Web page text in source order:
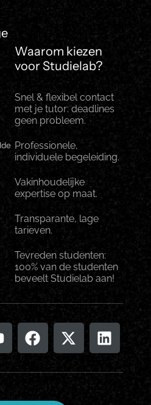
Waarom kiezen
voor Studielab?
Snel & flexibel contact
met je tutor: deadlines
geen probleem.
Professionele,
individuele begeleiding.
Vakinhoudelijke
expertise op maat.
Transparante, lage
tarieven.
Tevreden studenten:
100% van de studenten
beveelt Studielab aan!